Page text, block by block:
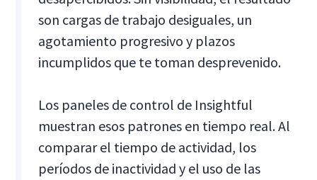
son cargas de trabajo desiguales, un
agotamiento progresivo y plazos
incumplidos que te toman desprevenido.
Los paneles de control de Insightful
muestran esos patrones en tiempo real. Al
comparar el tiempo de actividad, los
períodos de inactividad y el uso de las